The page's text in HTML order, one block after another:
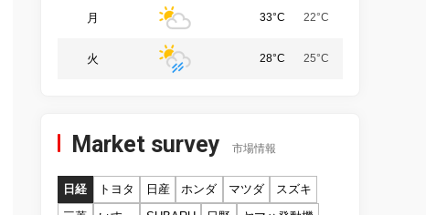
月 33°C 22°C
火 28°C 25°C
Market survey 市場情報
日経 トヨタ 日産 ホンダ マツダ
スズキ